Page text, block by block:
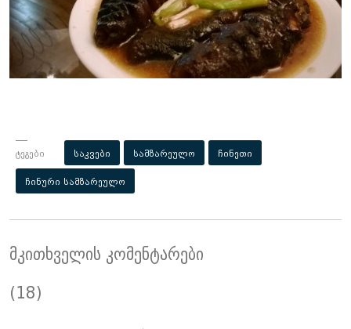
ტეგები საკვები სამზარეულო ჩინეთი
ჩინური სამზარეულო
მკითხველის კომენტარები
(18)